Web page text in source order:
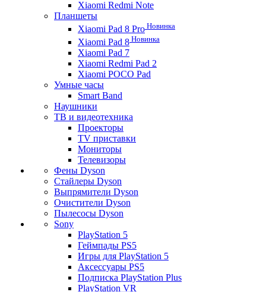
Xiaomi Redmi Note
Планшеты
Xiaomi Pad 8 Pro Новинка
Xiaomi Pad 8 Новинка
Xiaomi Pad 7
Xiaomi Redmi Pad 2
Xiaomi POCO Pad
Умные часы
Smart Band
Наушники
ТВ и видеотехника
Проекторы
TV приставки
Мониторы
Телевизоры
Фены Dyson
Стайлеры Dyson
Выпрямители Dyson
Очистители Dyson
Пылесосы Dyson
Sony
PlayStation 5
Геймпады PS5
Игры для PlayStation 5
Аксессуары PS5
Подписка PlayStation Plus
PlayStation VR